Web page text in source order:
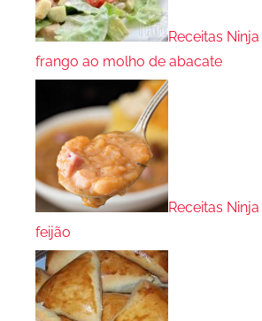
Receitas
frango ao molho de abacate
Receitas
feijão